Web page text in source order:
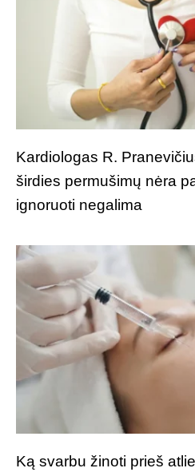
Kardiologas R.
širdies permušimų nėra
ignoruoti negalima
Ką svarbu žinoti prieš